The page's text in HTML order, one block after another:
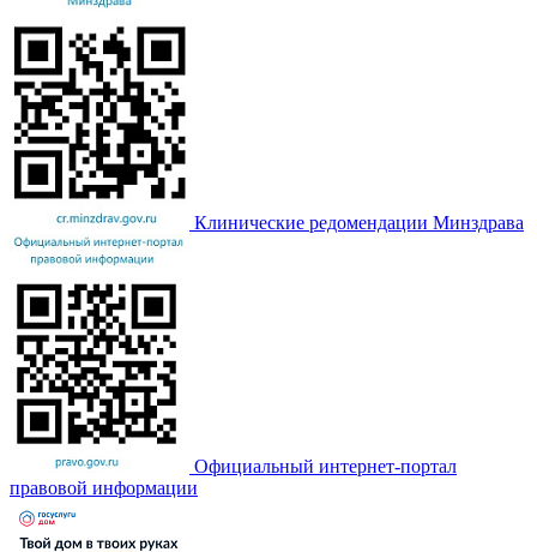
Клинические редомендации Минздрава
Официальный интернет-портал
правовой информации